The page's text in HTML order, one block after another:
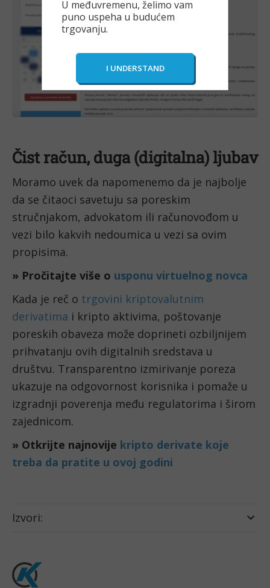
Čist račun, duga (digitalna) ljubav
Moramo uvek da napomenemo da je najbolje
da se čitaoci savetuju sa poreskim
stručnjakom, advokatom ili računovođom u
vezi bilo kakvih nedoumica u vezi sa ovim
propisima.
» Pročitajte više o usponu virtuelnog novca
Kada je reč o trgovini kriptovalutnim
derivatima i kripto aktivima, poštovanje
poreskih obaveza može doprineti ozbiljnijem
prihvatanju ovih digitalnih sredstava u
društvu. Transparentno izmirivanje poreza
ukazuje na odgovornost korisnika i pomaže u
izgradnji poverenja među regulatorima i širom
zajednicom.
» Otkrijte najnovije kripto derivate koje
treba da pratite u ovoj godini
Izvori:
U međuvremenu, želimo vam
puno uspeha u budućem
trgovanju.